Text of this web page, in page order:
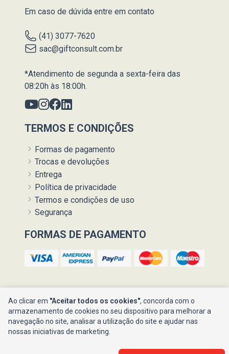
Ajuda ?
Em caso de dúvida entre em contato
(41) 3077-7620
sac@giftconsult.com.br
*Atendimento de segunda a sexta-feira das
08:20h às 18:00h.
TERMOS E CONDIÇÕES
Formas de pagamento
Trocas e devoluções
Entrega
Política de privacidade
Termos e condições de uso
Segurança
FORMAS DE PAGAMENTO
Ao clicar em "Aceitar todos os cookies", concorda com o
armazenamento de cookies no seu dispositivo para melhorar a
navegação no site, analisar a utilização do site e ajudar nas
nossas iniciativas de marketing.